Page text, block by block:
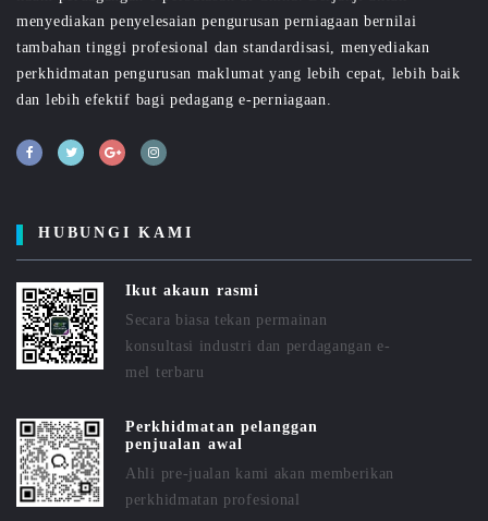
menyediakan penyelesaian pengurusan perniagaan bernilai
tambahan tinggi profesional dan standardisasi, menyediakan
perkhidmatan pengurusan maklumat yang lebih cepat, lebih baik
dan lebih efektif bagi pedagang e-perniagaan.
HUBUNGI KAMI
Ikut akaun rasmi
Secara biasa tekan permainan
konsultasi industri dan perdagangan e-
mel terbaru
Perkhidmatan pelanggan
penjualan awal
Ahli pre-jualan kami akan memberikan
perkhidmatan profesional